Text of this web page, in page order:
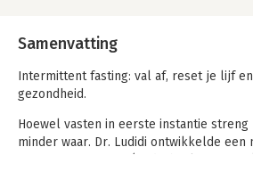
Samenvatting
Intermittent fasting: val af, reset je lijf
gezondheid.
Hoewel vasten in eerste instantie
minder waar. Dr. Ludidi ontwikkelde een